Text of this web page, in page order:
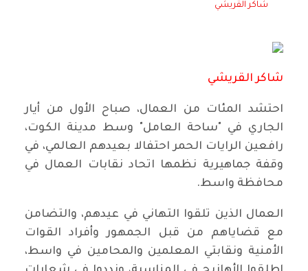
شاكر القريشي
شاكر القريشي
احتشد المئات من العمال، صباح الأول من أيار
الجاري في "ساحة العامل" وسط مدينة الكوت،
رافعين الرايات الحمر احتفالا بعيدهم العالمي، في
وقفة جماهيرية نظمها اتحاد نقابات العمال في
محافظة واسط.
العمال الذين تلقوا التهاني في عيدهم، والتضامن
مع قضاياهم من قبل الجمهور وأفراد القوات
الأمنية ونقابتي المعلمين والمحامين في واسط،